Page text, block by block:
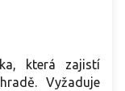
která zajistí
Vyžaduje